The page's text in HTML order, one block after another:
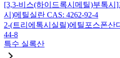
[3,3-비스(하이드록시메틸)부톡
시)메틸실란 CAS: 4262-92-4
2-(트리에톡시실릴)에틸포스폰산
44-8
특수 실록산